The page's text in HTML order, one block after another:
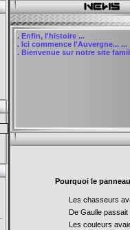
. Enfin, l'histoire ...
. Ici commence l'Auvergne... ...
. Bienvenue sur notre site
Pourquoi le
Les chasseurs
De Gaulle passait
Les couleurs